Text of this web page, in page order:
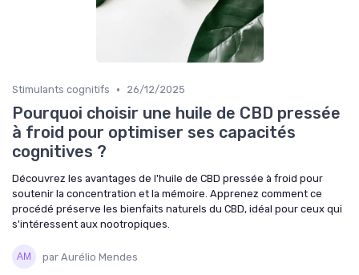
Stimulants cognitifs • 26/12/2025
Pourquoi choisir une huile de CBD pressée
à froid pour optimiser ses capacités
cognitives ?
Découvrez les avantages de l'huile de CBD pressée à froid pour
soutenir la concentration et la mémoire. Apprenez comment ce
procédé préserve les bienfaits naturels du CBD, idéal pour ceux qui
s'intéressent aux nootropiques.
par Aurélio Mendes